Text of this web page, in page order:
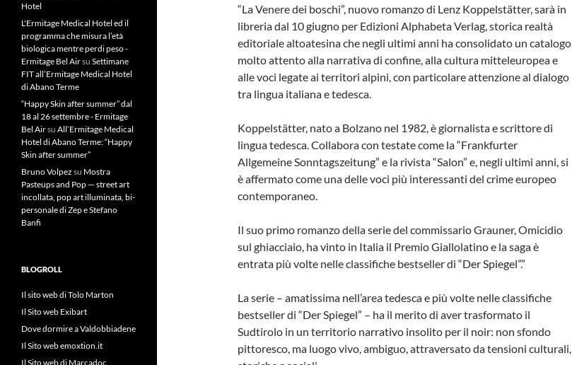
“La Venere dei boschi”, nuovo romanzo di Lenz Koppelstätter, sarà in
libreria dal 10 giugno per Edizioni Alphabeta Verlag, storica realtà
editoriale altoatesina che negli ultimi anni ha consolidato un catalogo
molto attento alla narrativa di confine, alla cultura mitteleuropea e
alle voci legate ai territori alpini, con particolare attenzione al dialogo
tra lingua italiana e tedesca.
Koppelstätter, nato a Bolzano nel 1982, è giornalista e scrittore di
lingua tedesca. Collabora con testate come la “Frankfurter
Allgemeine Sonntagszeitung” e la rivista “Salon” e, negli ultimi anni, si
è affermato come una delle voci più interessanti del crime europeo
contemporaneo.
Il suo primo romanzo della serie del commissario Grauner, Omicidio
sul ghiacciaio, ha vinto in Italia il Premio Giallolatino e la saga è
entrata più volte nelle classifiche bestseller di “Der Spiegel”.”
La serie – amatissima nell’area tedesca e più volte nelle classifiche
bestseller di “Der Spiegel” – ha il merito di aver trasformato il
Sudtirolo in un territorio narrativo insolito per il noir: non sfondo
pittoresco, ma luogo vivo, ambiguo, attraversato da tensioni culturali,
Hotel
L'Ermitage Medical Hotel ed il
programma che misura l’età
biologica mentre perdi peso -
Ermitage Bel Airsu Settimane
FIT all’Ermitage Medical Hotel
di Abano Terme
“Happy Skin after summer” dal
18 al 26 settembre - Ermitage
Bel Airsu All’Ermitage Medical
Hotel di Abano Terme: “Happy
Skin after summer”
Bruno Volpez su Mostra
Pasteups and Pop — street art
incollata, pop art illuminata, bi-
personale di Zep e Stefano
Banfi
BLOGROLL
Il sito web di Tolo Marton
Il Sito web Exibart
Dove dormire a Valdobbiadene
Il Sito web emoxtion.it
Il Sito web di Marcadoc